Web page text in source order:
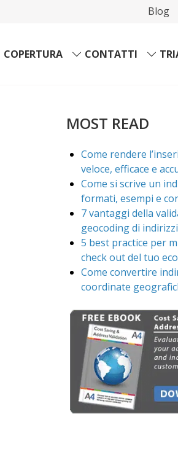
Blog
COPERTURA CONTATTI
MOST READ
Come rendere
veloce, efficace e
Come si scrive un
formati, esempi e
7 vantaggi della
geocoding di indirizzi
5 best practice per
check out del tuo
Come convertire
coordinate